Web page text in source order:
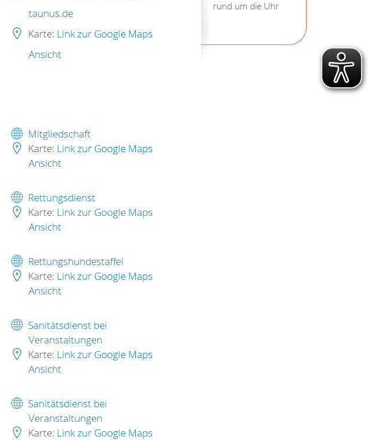
rund um die Uhr
taunus.de
Karte: Link zur Google Maps
Ansicht
Mitgliedschaft
Karte: Link zur Google Maps
Ansicht
Rettungsdienst
Karte: Link zur Google Maps
Ansicht
Rettungshundestaffel
Karte: Link zur Google Maps
Ansicht
Sanitätsdienst bei
Veranstaltungen
Karte: Link zur Google Maps
Ansicht
Sanitätsdienst bei
Veranstaltungen
Karte: Link zur Google Maps